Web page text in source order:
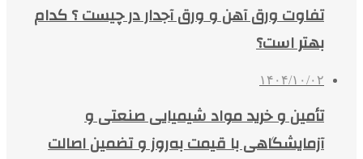
تفاوت ورق آهن و ورق آجدار در چیست ؟ کدام
بهتر است؟
۱۴۰۴/۱۰/۰۲
تأمین و خرید مواد شیمیایی صنعتی و
آزمایشگاهی با قیمت به‌روز و تضمین اصالت